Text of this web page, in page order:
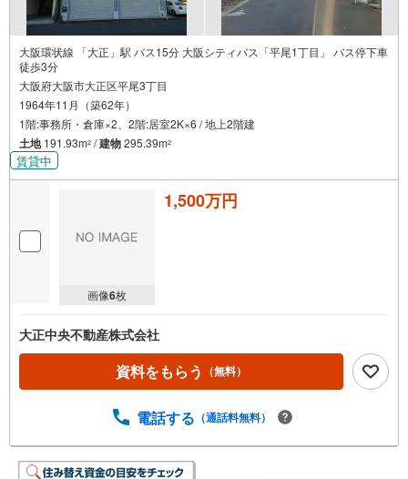
大阪環状線 「大正」駅 バス15分 大阪シティバス「平尾1丁目」 バス停下車
徒歩3分
大阪府大阪市大正区平尾3丁目
1964年11月（築62年）
1階:事務所・倉庫×2、2階:居室2K×6 / 地上2階建
土地191.93m2 /建物295.39m2
賃貸中
画像6枚
1,500万円
大正中央不動産株式会社
資料をもらう （無料）
電話する （通話料無料）